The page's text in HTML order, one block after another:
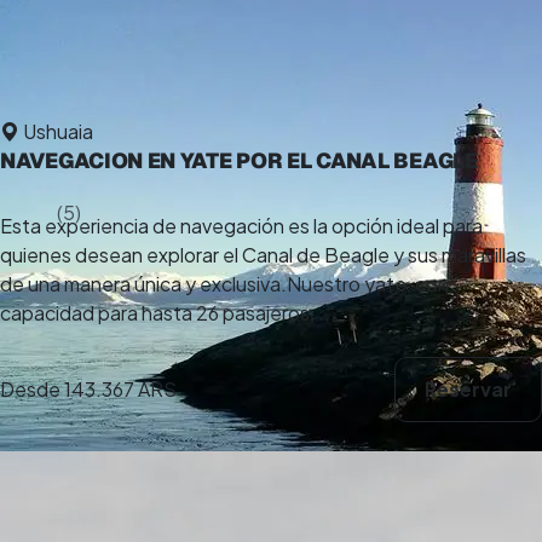
(5)
6 h
Ushuaia
NAVEGACION EN YATE POR EL CANAL BEAGLE
Esta experiencia de navegación es la opción ideal para
quienes desean explorar el Canal de Beagle y sus maravillas
de una manera única y exclusiva.Nuestro yate, con
capacidad para hasta 26 pasajeros, ...
Desde143.367 ARS Reservar